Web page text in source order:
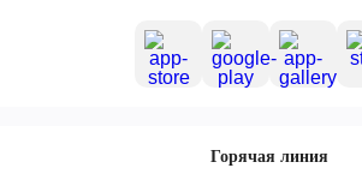
Горячая линия